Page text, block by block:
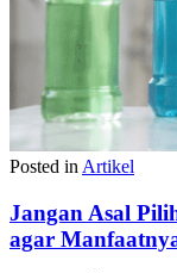
Posted in Artikel
Jangan Asal
agar